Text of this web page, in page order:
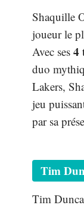
Shaquille
joueur le
Avec ses 4
duo
Lakers,
jeu
par sa
Tim
Tim